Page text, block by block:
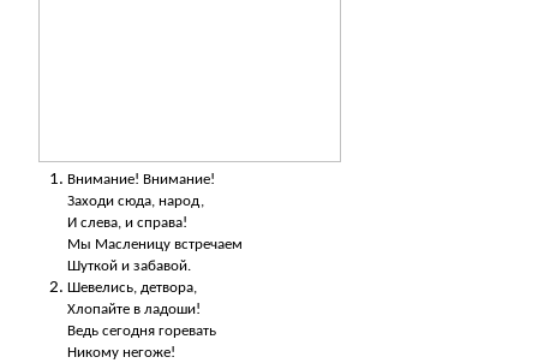
Внимание! Внимание!
Заходи сюда, народ,
И слева, и справа!
Мы Масленицу встречаем
Шуткой и забавой.
Шевелись, детвора,
Хлопайте в ладоши!
Ведь сегодня горевать
Никому негоже!